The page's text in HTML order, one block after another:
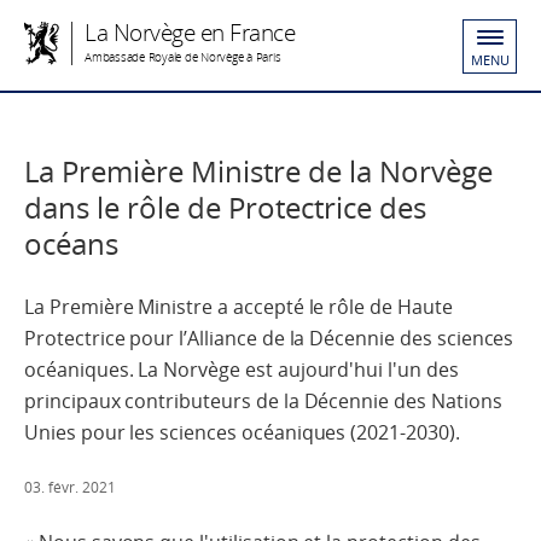
La Norvège en France
Ambassade Royale de Norvège à Paris MENU
La Première Ministre de la Norvège
dans le rôle de Protectrice des
océans
La Première Ministre a accepté le rôle de Haute
Protectrice pour l’Alliance de la Décennie des sciences
océaniques. La Norvège est aujourd'hui l'un des
principaux contributeurs de la Décennie des Nations
Unies pour les sciences océaniques (2021-2030).
03. févr. 2021